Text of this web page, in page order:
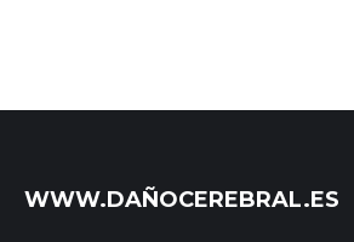
WWW.DAÑOCEREBRAL.ES